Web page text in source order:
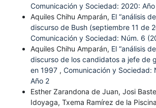
Comunicación y Sociedad: 2020: Año
Aquiles Chihu Amparán, El “análisis
discurso de Bush (septiembre 11 de
Comunicación y Sociedad: Núm. 6
Aquiles Chihu Amparán, El “análisis
discurso de los candidatos a jefe de
en 1997 , Comunicación y Sociedad:
Año 2
Esther Zarandona de Juan, Josi
Idoyaga, Txema Ramírez de la